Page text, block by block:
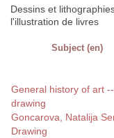
Dessins et
l'illustration de livres
Subject (en)
General history of art
drawing
Goncarova, Natalija
Drawing